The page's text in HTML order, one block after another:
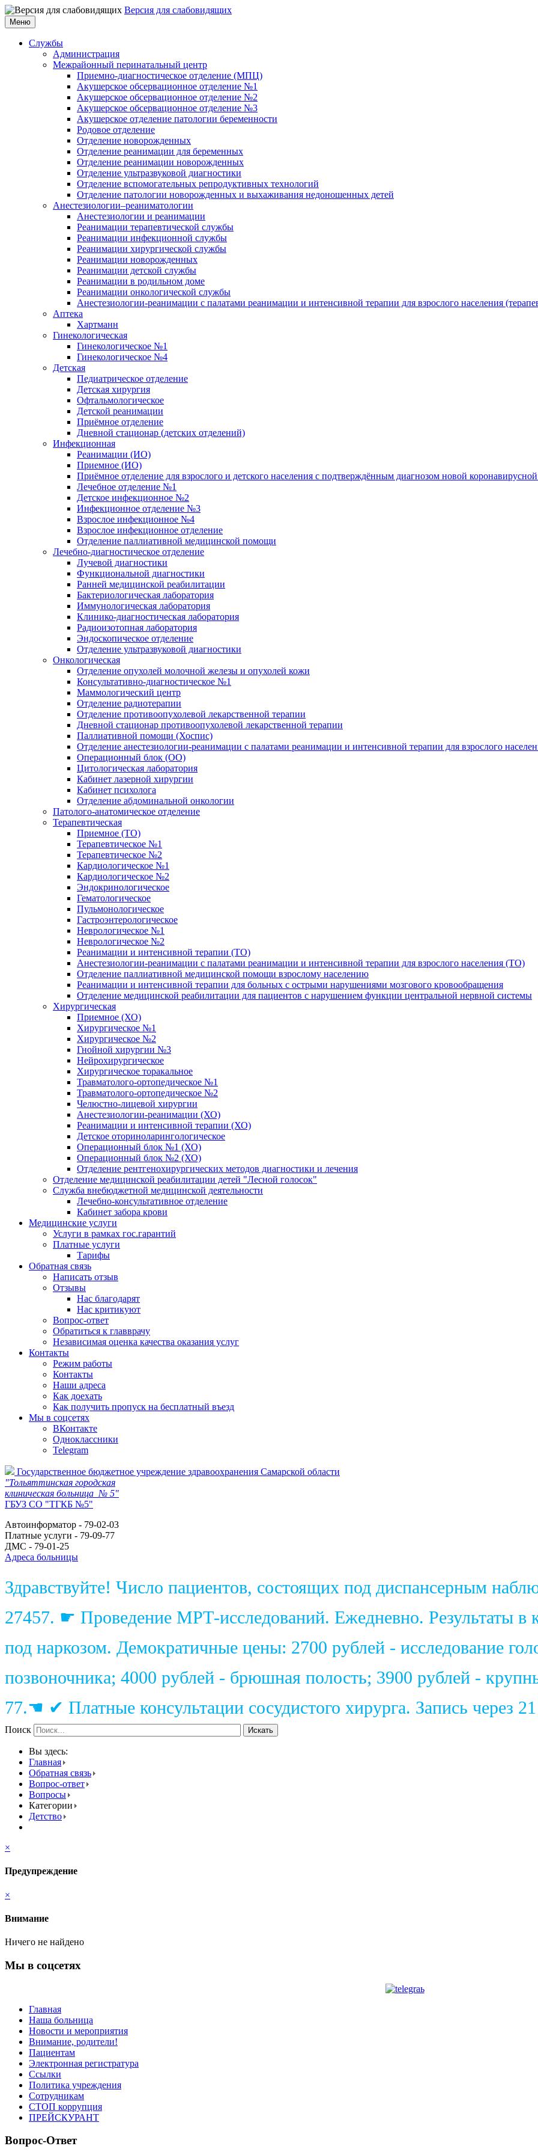
Версия для слабовидящих
Меню
Службы
Администрация
Межрайонный перинатальный центр
Приемно-диагностическое отделение (МПЦ)
Акушерское обсервационное отделение №1
Акушерское обсервационное отделение №2
Акушерское обсервационное отделение №3
Акушерское отделение патологии беременности
Родовое отделение
Отделение новорожденных
Отделение реанимации для беременных
Отделение реанимации новорожденных
Отделение ультразвуковой диагностики
Отделение вспомогательных репродуктивных технологий
Отделение патологии новорожденных и выхаживания недоношенных детей
Анестезиологии–реаниматологии
Анестезиологии и реанимации
Реанимации терапевтической службы
Реанимации инфекционной службы
Реанимации хирургической службы
Реанимации новорожденных
Реанимации детской службы
Реанимации в родильном доме
Реанимации онкологической службы
Анестезиологии-реанимации с палатами реанимации и интенсивной терапии для взрослого населения
Аптека
Хартманн
Гинекологическая
Гинекологическое №1
Гинекологическое №4
Детская
Педиатрическое отделение
Детская хирургия
Офтальмологическое
Детской реанимации
Приёмное отделение
Дневной стационар (детских отделений)
Инфекционная
Реанимации (ИО)
Приемное (ИО)
Приёмное отделение для взрослого и детского населения с подтверждённым диагнозом новой
Лечебное отделение №1
Детское инфекционное №2
Инфекционное отделение №3
Взрослое инфекционное №4
Взрослое инфекционное отделение
Отделение паллиативной медицинской помощи
Лечебно-диагностическое отделение
Лучевой диагностики
Функциональной диагностики
Ранней медицинской реабилитации
Бактериологическая лаборатория
Иммунологическая лаборатория
Клинико-диагностическая лаборатория
Радиоизотопная лаборатория
Эндоскопическое отделение
Отделение ультразвуковой диагностики
Онкологическая
Отделение опухолей молочной железы и опухолей кожи
Консультативно-диагностическое №1
Маммологический центр
Отделение радиотерапии
Отделение противоопухолевой лекарственной терапии
Дневной стационар противоопухолевой лекарственной терапии
Паллиативной помощи (Хоспис)
Отделение анестезиологии-реанимации с палатами реанимации и интенсивной терапии для взрослого
Операционный блок (ОО)
Цитологическая лаборатория
Кабинет лазерной хирургии
Кабинет психолога
Отделение абдоминальной онкологии
Патолого-анатомическое отделение
Терапевтическая
Приемное (ТО)
Терапевтическое №1
Терапевтическое №2
Кардиологическое №1
Кардиологическое №2
Эндокринологическое
Гематологическое
Пульмонологическое
Гастроэнтерологическое
Неврологическое №1
Неврологическое №2
Реанимации и интенсивной терапии (ТО)
Анестезиологии-реанимации с палатами реанимации и интенсивной терапии для взрослого населения (ТО)
Отделение паллиативной медицинской помощи взрослому населению
Реанимации и интенсивной терапии для больных с острыми нарушениями мозгового кровообращения
Отделение медицинской реабилитации для пациентов с нарушением функции центральной нервной системы
Хирургическая
Приемное (ХО)
Хирургическое №1
Хирургическое №2
Гнойной хирургии №3
Нейрохирургическое
Хирургическое торакальное
Травматолого-ортопедическое №1
Травматолого-ортопедическое №2
Челюстно-лицевой хирургии
Анестезиологии-реанимации (ХО)
Реанимации и интенсивной терапии (ХО)
Детское оториноларингологическое
Операционный блок №1 (ХО)
Операционный блок №2 (ХО)
Отделение рентгенохирургических методов диагностики и лечения
Отделение медицинской реабилитации детей "Лесной голосок"
Служба внебюджетной медицинской деятельности
Лечебно-консультативное отделение
Кабинет забора крови
Медицинские услуги
Услуги в рамках гос.гарантий
Платные услуги
Тарифы
Обратная связь
Написать отзыв
Отзывы
Нас благодарят
Нас критикуют
Вопрос-ответ
Обратиться к главврачу
Независимая оценка качества оказания услуг
Контакты
Режим работы
Контакты
Наши адреса
Как доехать
Как получить пропуск на бесплатный въезд
Мы в соцсетях
ВКонтакте
Одноклассники
Telegram
Государственное бюджетное учреждение здравоохранения Самарской области
"Тольяттинская городская
клиническая больница № 5"
ГБУЗ СО "ТГКБ №5"
Автоинформатор - 79-02-03
Платные услуги - 79-09-77
ДМС - 79-01-25
Адреса больницы
Здравствуйте! Число пациентов, состоящих под диспансерным
27457. ☛ Проведение МРТ-исследований. Ежедневно. Результаты в
под наркозом. Демократичные цены: 2700 рублей - исследование
позвоночника; 4000 рублей - брюшная полость; 3900 рублей -
77.☚ ✔ Платные консультации сосудистого хирурга. Запись через
Поиск Искать
Вы здесь:
Главная
Обратная связь
Вопрос-ответ
Вопросы
Категории
Детство
×
Предупреждение
×
Внимание
Ничего не найдено
Мы в соцсетях
Главная
Наша больница
Новости и мероприятия
Внимание, родители!
Пациентам
Электронная регистратура
Ссылки
Политика учреждения
Сотрудникам
СТОП коррупция
ПРЕЙСКУРАНТ
Вопрос-Ответ